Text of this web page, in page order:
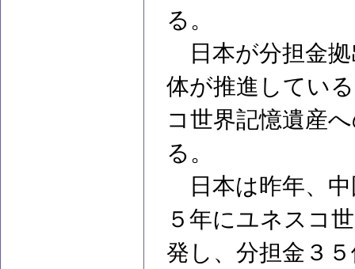
る。
日本が分担金拠
体が推進してい
コ世界記憶遺産
る。
日本は昨年、中
５年にユネスコ
発し、分担金３